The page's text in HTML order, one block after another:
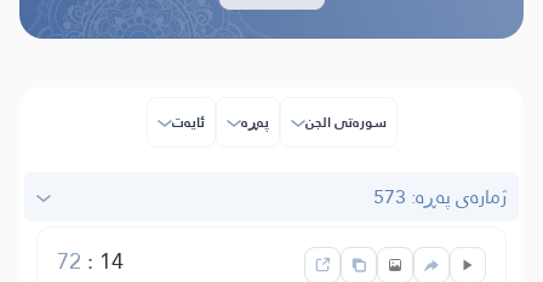
سوره‌تی الجن پەڕە ئایه‌ت
ژمارەی پەڕە: 573
14
:
72